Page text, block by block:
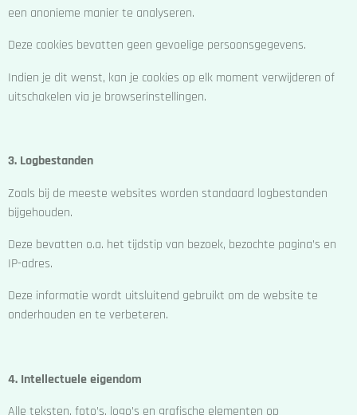
een anonieme manier te analyseren.
Deze cookies bevatten geen gevoelige persoonsgegevens.
Indien je dit wenst, kan je cookies op elk moment verwijderen of
uitschakelen via je browserinstellingen.
3. Logbestanden
Zoals bij de meeste websites worden standaard logbestanden
bijgehouden.
Deze bevatten o.a. het tijdstip van bezoek, bezochte pagina’s en
IP-adres.
Deze informatie wordt uitsluitend gebruikt om de website te
onderhouden en te verbeteren.
4. Intellectuele eigendom
Alle teksten, foto’s, logo’s en grafische elementen op